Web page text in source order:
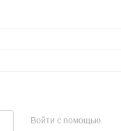
Войти с помощью